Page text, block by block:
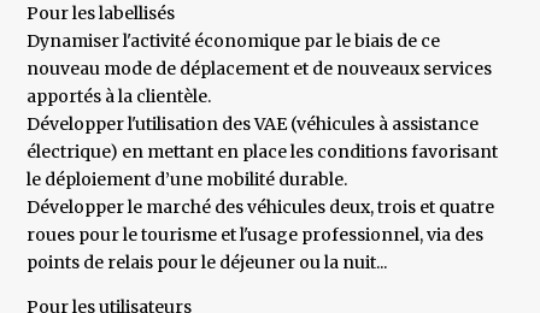
Pour les labellisés
Dynamiser l'activité économique par le biais de ce
nouveau mode de déplacement et de nouveaux services
apportés à la clientèle.
Développer l'utilisation des VAE (véhicules à assistance
électrique) en mettant en place les conditions favorisant
le déploiement d’une mobilité durable.
Développer le marché des véhicules deux, trois et quatre
roues pour le tourisme et l'usage professionnel, via des
points de relais pour le déjeuner ou la nuit...
Pour les utilisateurs